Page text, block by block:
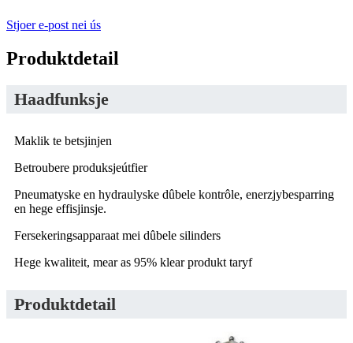
Stjoer e-post nei ús
Produktdetail
Haadfunksje
Maklik te betsjinjen
Betroubere produksjeútfier
Pneumatyske en hydraulyske dûbele kontrôle, enerzjybesparring
en hege effisjinsje.
Fersekeringsapparaat mei dûbele silinders
Hege kwaliteit, mear as 95% klear produkt taryf
Produktdetail